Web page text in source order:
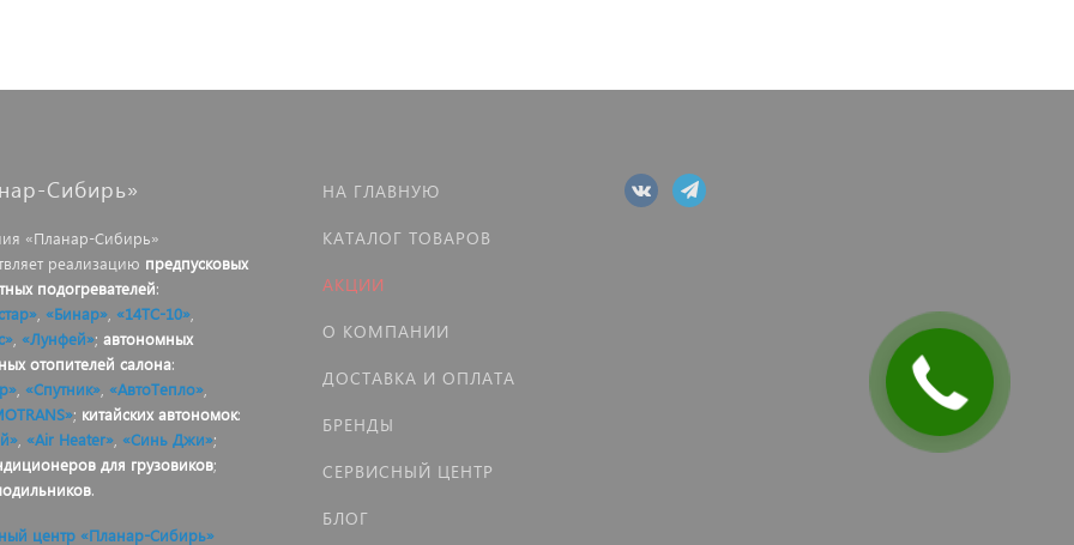
Сибирь»
«Планар-Сибирь»
реализацию предпусковых
подогревателей:
«Бинар» «14ТС-10»
«Лунфей»; автономных
отопителей салона:
«Спутник» «АвтоТепло»
; китайских автономок:
«Air Heater» «Синь Джи»;
для грузовиков;
.
центр «Планар-Сибирь»
НА ГЛАВНУЮ
КАТАЛОГ ТОВАРОВ
АКЦИИ
О КОМПАНИИ
ДОСТАВКА И ОПЛАТА
БРЕНДЫ
СЕРВИСНЫЙ ЦЕНТР
БЛОГ